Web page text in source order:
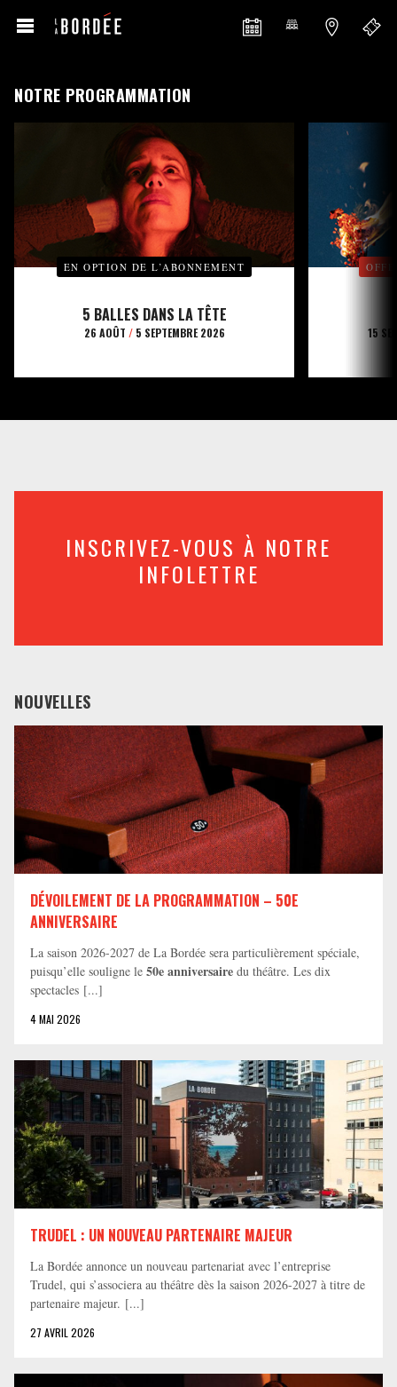
NOTRE PROGRAMMATION
EN OPTION DE L’ABONNEMENT
5 BALLES DANS LA TÊTE
26 AOÛT /5 SEPTEMBRE 2026 15
INSCRIVEZ-VOUS À NOTRE
INFOLETTRE
NOUVELLES
DÉVOILEMENT DE LA PROGRAMMATION – 50E
ANNIVERSAIRE
La saison 2026-2027 de La Bordée sera particulièrement spéciale,
puisqu’elle souligne le 50e anniversaire du théâtre. Les dix
spectacles [...]
4 MAI 2026
TRUDEL : UN NOUVEAU PARTENAIRE MAJEUR
La Bordée annonce un nouveau partenariat avec l’entreprise
Trudel, qui s’associera au théâtre dès la saison 2026-2027 à titre de
partenaire majeur. [...]
27 AVRIL 2026